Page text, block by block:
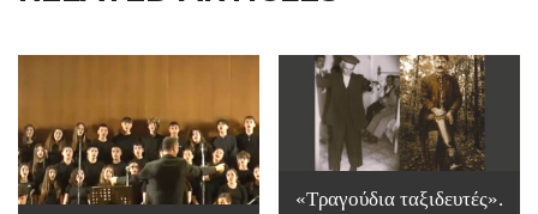
«Τραγούδια ταξιδευτές».